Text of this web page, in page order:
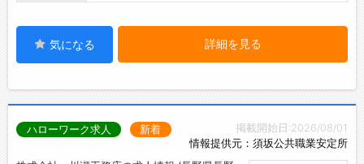
気になる 詳細を見る
掲載開始日:2026/08/01
情報提供元：須坂公共職業安定所
ハローワーク求人 新着